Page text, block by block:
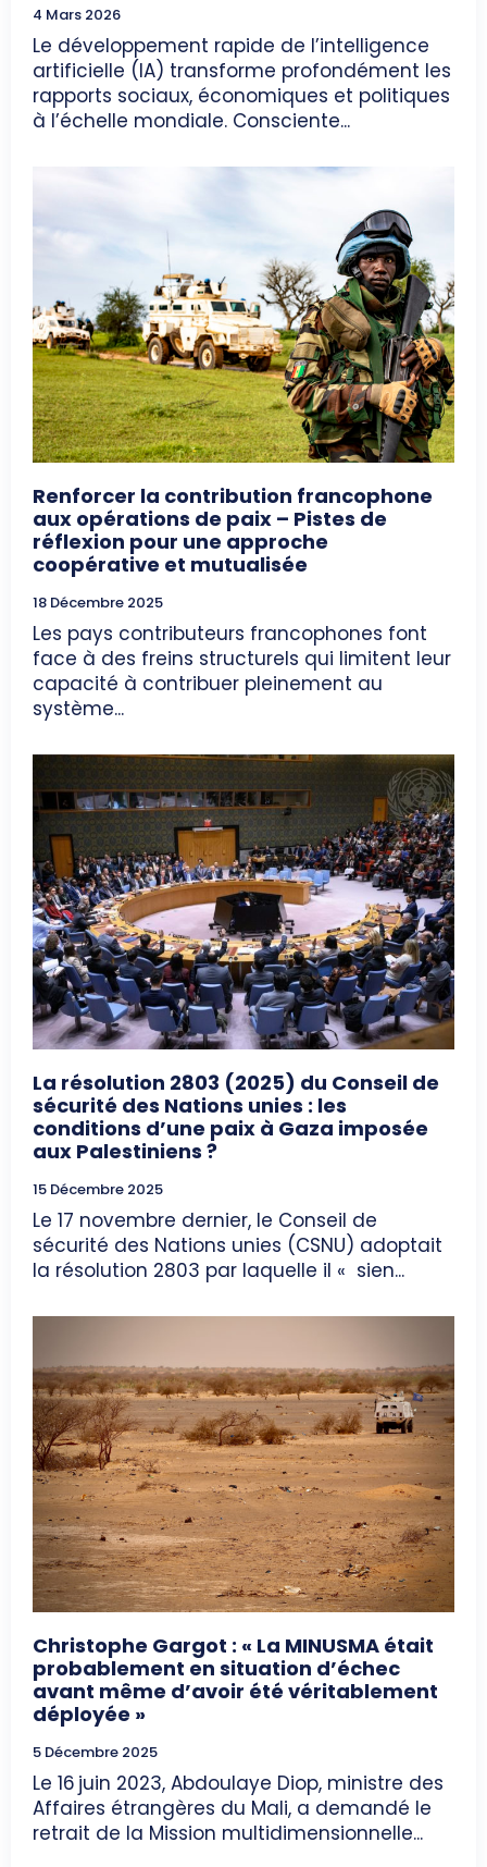
4 Mars 2026
Le développement rapide de l’intelligence
artificielle (IA) transforme profondément les
rapports sociaux, économiques et politiques
à l’échelle mondiale. Consciente...
Renforcer la contribution francophone
aux opérations de paix – Pistes de
réflexion pour une approche
coopérative et mutualisée
18 Décembre 2025
Les pays contributeurs francophones font
face à des freins structurels qui limitent leur
capacité à contribuer pleinement au
système...
La résolution 2803 (2025) du Conseil de
sécurité des Nations unies : les
conditions d’une paix à Gaza imposée
aux Palestiniens ?
15 Décembre 2025
Le 17 novembre dernier, le Conseil de
sécurité des Nations unies (CSNU) adoptait
la résolution 2803 par laquelle il « sien...
Christophe Gargot : « La MINUSMA était
probablement en situation d’échec
avant même d’avoir été véritablement
déployée »
5 Décembre 2025
Le 16 juin 2023, Abdoulaye Diop, ministre des
Affaires étrangères du Mali, a demandé le
retrait de la Mission multidimensionnelle...